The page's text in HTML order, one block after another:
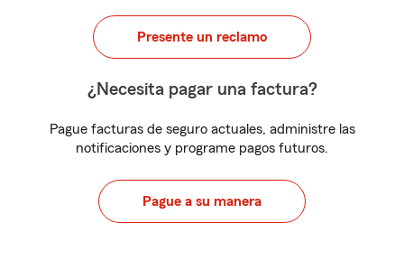
Presente un reclamo
¿Necesita pagar una factura?
Pague facturas de seguro actuales, administre las
notificaciones y programe pagos futuros.
Pague a su manera